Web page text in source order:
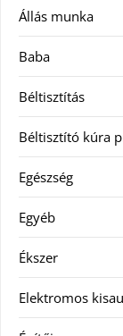
Állás munka
Baba
Béltisztítás
Béltisztító kúra
Egészség
Egyéb
Ékszer
Elektromos